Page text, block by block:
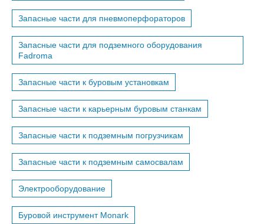
Запасные части для пневмоперфораторов
Запасные части для подземного оборудования
Fadroma
Запасные части к буровым установкам
Запасные части к карьерным буровым станкам
Запасные части к подземным погрузчикам
Запасные части к подземным самосвалам
Электрооборудование
Буровой инструмент Monark